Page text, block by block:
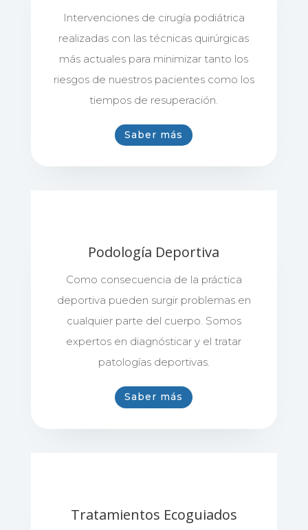
Intervenciones de cirugía podiátrica
realizadas con las técnicas quirúrgicas
más actuales para minimizar tanto los
riesgos de nuestros pacientes como los
tiempos de resuperación.
Saber más
Podología Deportiva
Como consecuencia de la práctica
deportiva pueden surgir problemas en
cualquier parte del cuerpo. Somos
expertos en diagnósticar y el tratar
patologías deportivas.
Saber más
Tratamientos Ecoguiados